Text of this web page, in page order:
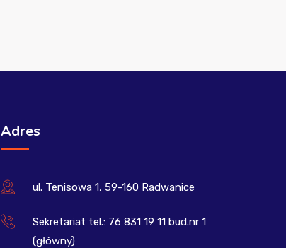
Adres
ul. Tenisowa 1, 59-160 Radwanice
Sekretariat tel.: 76 831 19 11 bud.nr 1
(główny)